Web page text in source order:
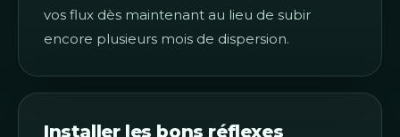
vos flux dès maintenant au lieu de subir
encore plusieurs mois de dispersion.
Installer les bons réflexes